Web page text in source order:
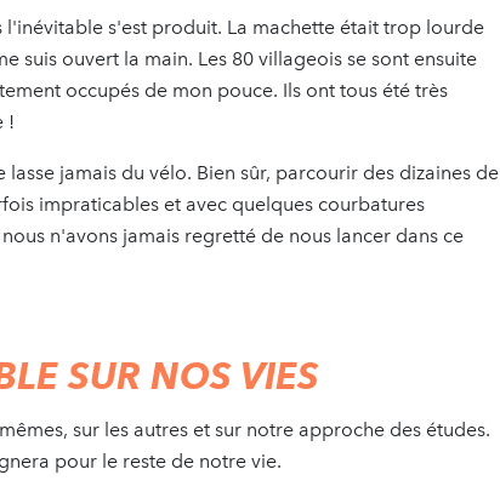
s'est produit. La machette était trop lourde
suis ouvert la main. Les 80 villageois se sont ensuite
occupés de mon pouce. Ils ont tous été très
!
lasse jamais du vélo. Bien sûr, parcourir des dizaines de
impraticables et avec quelques courbatures
n'avons jamais regretté de nous lancer dans ce
SUR NOS VIES
sur les autres et sur notre approche des études.
pour le reste de notre vie.